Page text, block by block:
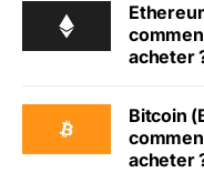
acheter
Bitcoin
acheter